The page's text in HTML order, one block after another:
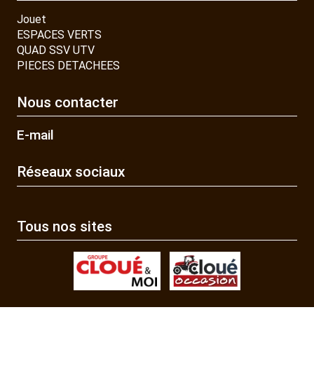
Jouet
ESPACES VERTS
QUAD SSV UTV
PIECES DETACHEES
Nous contacter
E-mail
Réseaux sociaux
Tous nos sites